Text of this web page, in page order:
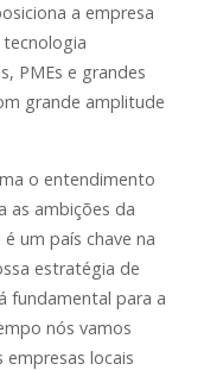
a empresa
PMEs e grandes
grande amplitude
o entendimento
as ambições da
um país chave na
estratégia de
fundamental para a
nós vamos
empresas locais